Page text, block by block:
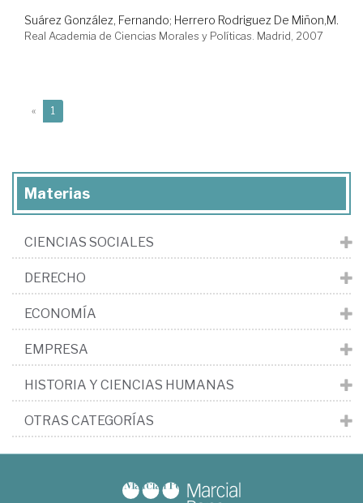
Suárez González, Fernando; Herrero Rodriguez De Miñon,M.
Real Academia de Ciencias Morales y Políticas. Madrid, 2007
« 1
Materias
CIENCIAS SOCIALES
DERECHO
ECONOMÍA
EMPRESA
HISTORIA Y CIENCIAS HUMANAS
OTRAS CATEGORÍAS